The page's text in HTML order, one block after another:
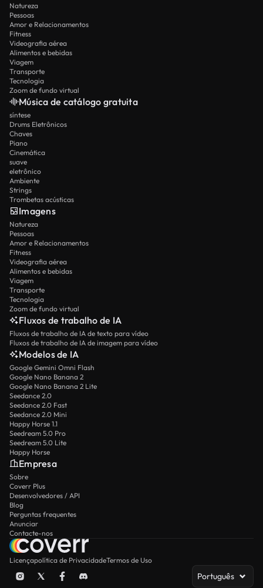
Natureza
Pessoas
Amor e Relacionamentos
Fitness
Videografia aérea
Alimentos e bebidas
Viagem
Transporte
Tecnologia
Zoom de fundo virtual
Música de catálogo gratuita
síntese
Drums Eletrônicos
Chaves
Piano
Cinemática
suave
eletrônico
Ambiente
Strings
Trombetas acústicas
Imagens
Natureza
Pessoas
Amor e Relacionamentos
Fitness
Videografia aérea
Alimentos e bebidas
Viagem
Transporte
Tecnologia
Zoom de fundo virtual
Fluxos de trabalho de IA
Fluxos de trabalho de IA de texto para vídeo
Fluxos de trabalho de IA de imagem para vídeo
Modelos de IA
Google Gemini Omni Flash
Google Nano Banana 2
Google Nano Banana 2 Lite
Seedance 2.0
Seedance 2.0 Fast
Seedance 2.0 Mini
Happy Horse 1.1
Seedream 5.0 Pro
Seedream 5.0 Lite
Happy Horse
Empresa
Sobre
Coverr Plus
Desenvolvedores / API
Blog
Perguntas frequentes
Anunciar
Contacte-nos
Licençapolítica de PrivacidadeTermos de Uso
Português